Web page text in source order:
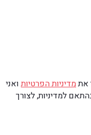
אתמדיניות הפרטיותואני
למדיניות, לצורך